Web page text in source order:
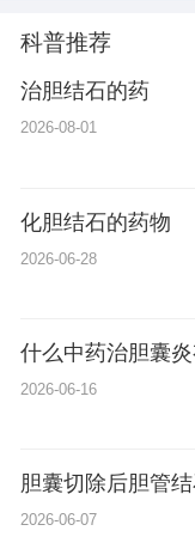
科普推荐
治胆结石的药
2026-08-01
化胆结石的药物
2026-06-28
什么中药治胆囊炎
2026-06-16
胆囊切除后胆管
2026-06-07